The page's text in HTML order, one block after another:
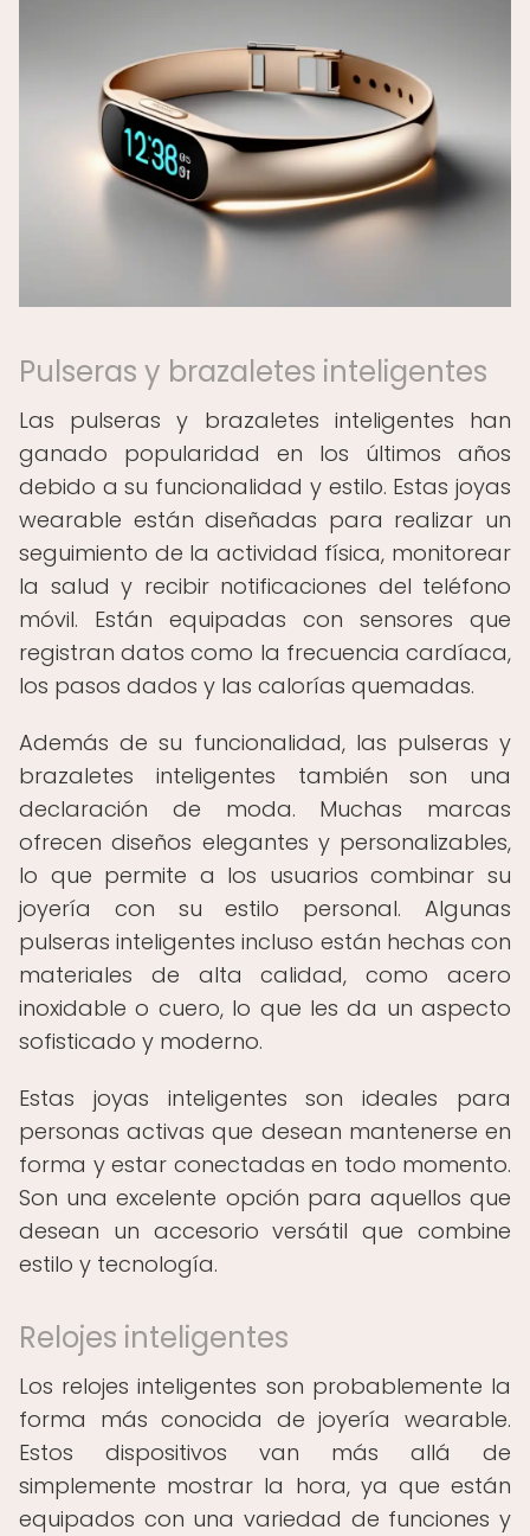
Pulseras y brazaletes inteligentes
Las pulseras y brazaletes inteligentes han
ganado popularidad en los últimos años
debido a su funcionalidad y estilo. Estas joyas
wearable están diseñadas para realizar un
seguimiento de la actividad física, monitorear
la salud y recibir notificaciones del teléfono
móvil. Están equipadas con sensores que
registran datos como la frecuencia cardíaca,
los pasos dados y las calorías quemadas.
Además de su funcionalidad, las pulseras y
brazaletes inteligentes también son una
declaración de moda. Muchas marcas
ofrecen diseños elegantes y personalizables,
lo que permite a los usuarios combinar su
joyería con su estilo personal. Algunas
pulseras inteligentes incluso están hechas con
materiales de alta calidad, como acero
inoxidable o cuero, lo que les da un aspecto
sofisticado y moderno.
Estas joyas inteligentes son ideales para
personas activas que desean mantenerse en
forma y estar conectadas en todo momento.
Son una excelente opción para aquellos que
desean un accesorio versátil que combine
estilo y tecnología.
Relojes inteligentes
Los relojes inteligentes son probablemente la
forma más conocida de joyería wearable.
Estos dispositivos van más allá de
simplemente mostrar la hora, ya que están
equipados con una variedad de funciones y